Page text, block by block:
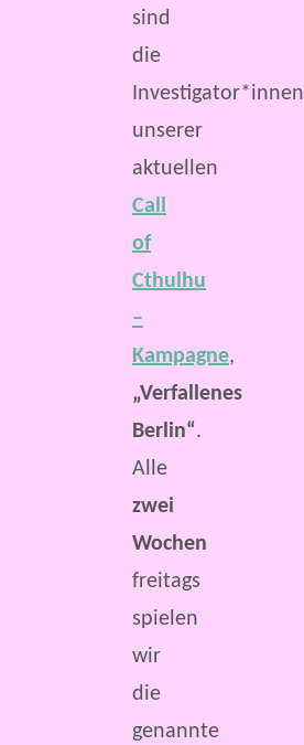
sind
die
Investigator*innen
unserer
aktuellen
Call
of
Cthulhu
–
Kampagne,
„Verfallenes
Berlin“.
Alle
zwei
Wochen
freitags
spielen
wir
die
genannte